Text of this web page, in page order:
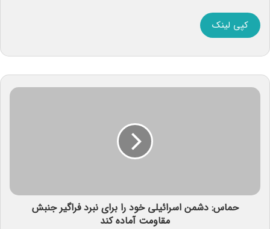
کپی لینک
حماس: دشمن اسرائیلی خود را برای نبرد فراگیر جنبش
مقاومت آماده کند